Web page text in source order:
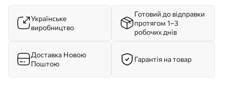
Українське
виробництво
Готовий до відправки
протягом 1–3
робочих днів
Доставка Новою
Поштою
Гарантія на товар